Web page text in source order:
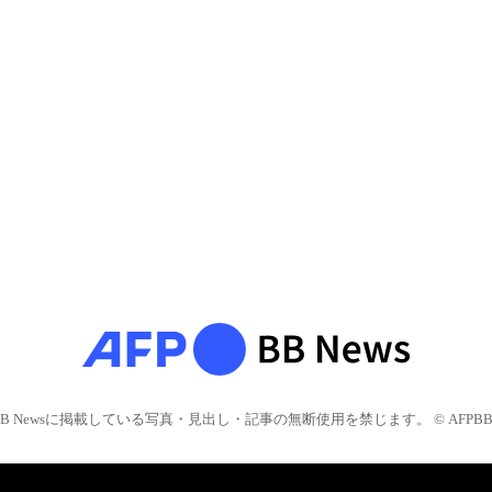
Newsに掲載している写真・見出し・記事の無断使用を禁じます。 © AFPBB